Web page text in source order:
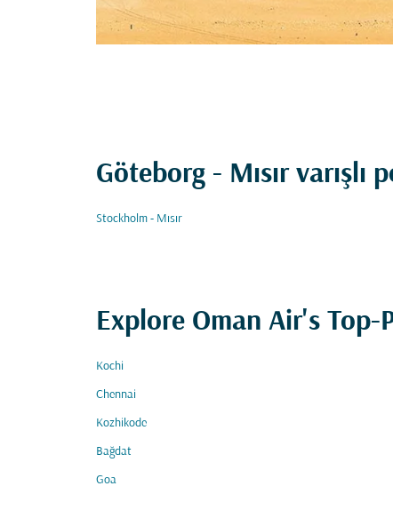
Göteborg - Mısır varışlı
Stockholm - Mısır
Explore Oman Air's
Kochi
Chennai
Kozhikode
Bağdat
Goa